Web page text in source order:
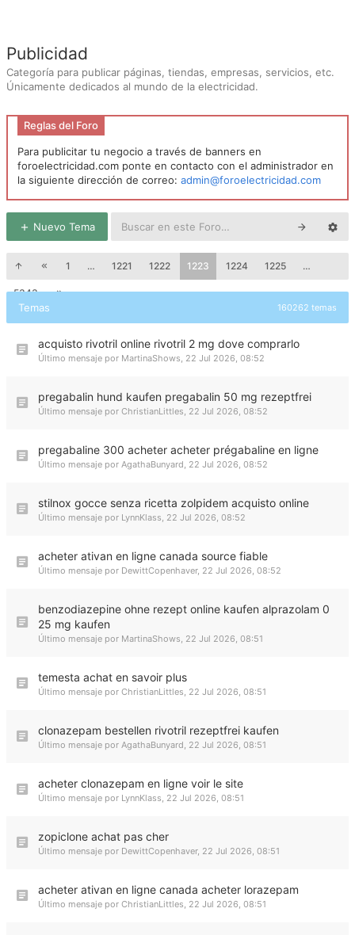
Publicidad
Categoría para publicar páginas, tiendas, empresas, servicios, etc.
Únicamente dedicados al mundo de la electricidad.
Reglas del Foro
Para publicitar tu negocio a través de banners en
foroelectricidad.com ponte en contacto con el administrador en
la siguiente dirección de correo: admin@foroelectricidad.com
Nuevo Tema
1 … 1221 1222 1223 1224 1225 …
5343
Temas 160262 temas
acquisto rivotril online rivotril 2 mg dove comprarlo
Último mensaje por MartinaShows, 22 Jul 2026, 08:52
pregabalin hund kaufen pregabalin 50 mg rezeptfrei
Último mensaje por ChristianLittles, 22 Jul 2026, 08:52
pregabaline 300 acheter acheter prégabaline en ligne
Último mensaje por AgathaBunyard, 22 Jul 2026, 08:52
stilnox gocce senza ricetta zolpidem acquisto online
Último mensaje por LynnKlass, 22 Jul 2026, 08:52
acheter ativan en ligne canada source fiable
Último mensaje por DewittCopenhaver, 22 Jul 2026, 08:52
benzodiazepine ohne rezept online kaufen alprazolam 0
25 mg kaufen
Último mensaje por MartinaShows, 22 Jul 2026, 08:51
temesta achat en savoir plus
Último mensaje por ChristianLittles, 22 Jul 2026, 08:51
clonazepam bestellen rivotril rezeptfrei kaufen
Último mensaje por AgathaBunyard, 22 Jul 2026, 08:51
acheter clonazepam en ligne voir le site
Último mensaje por LynnKlass, 22 Jul 2026, 08:51
zopiclone achat pas cher
Último mensaje por DewittCopenhaver, 22 Jul 2026, 08:51
acheter ativan en ligne canada acheter lorazepam
Último mensaje por ChristianLittles, 22 Jul 2026, 08:51